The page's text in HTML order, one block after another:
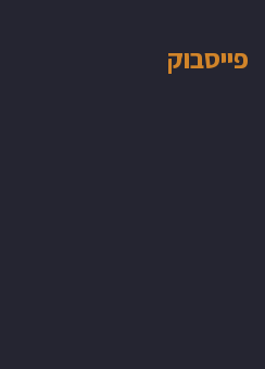
פייסבוק